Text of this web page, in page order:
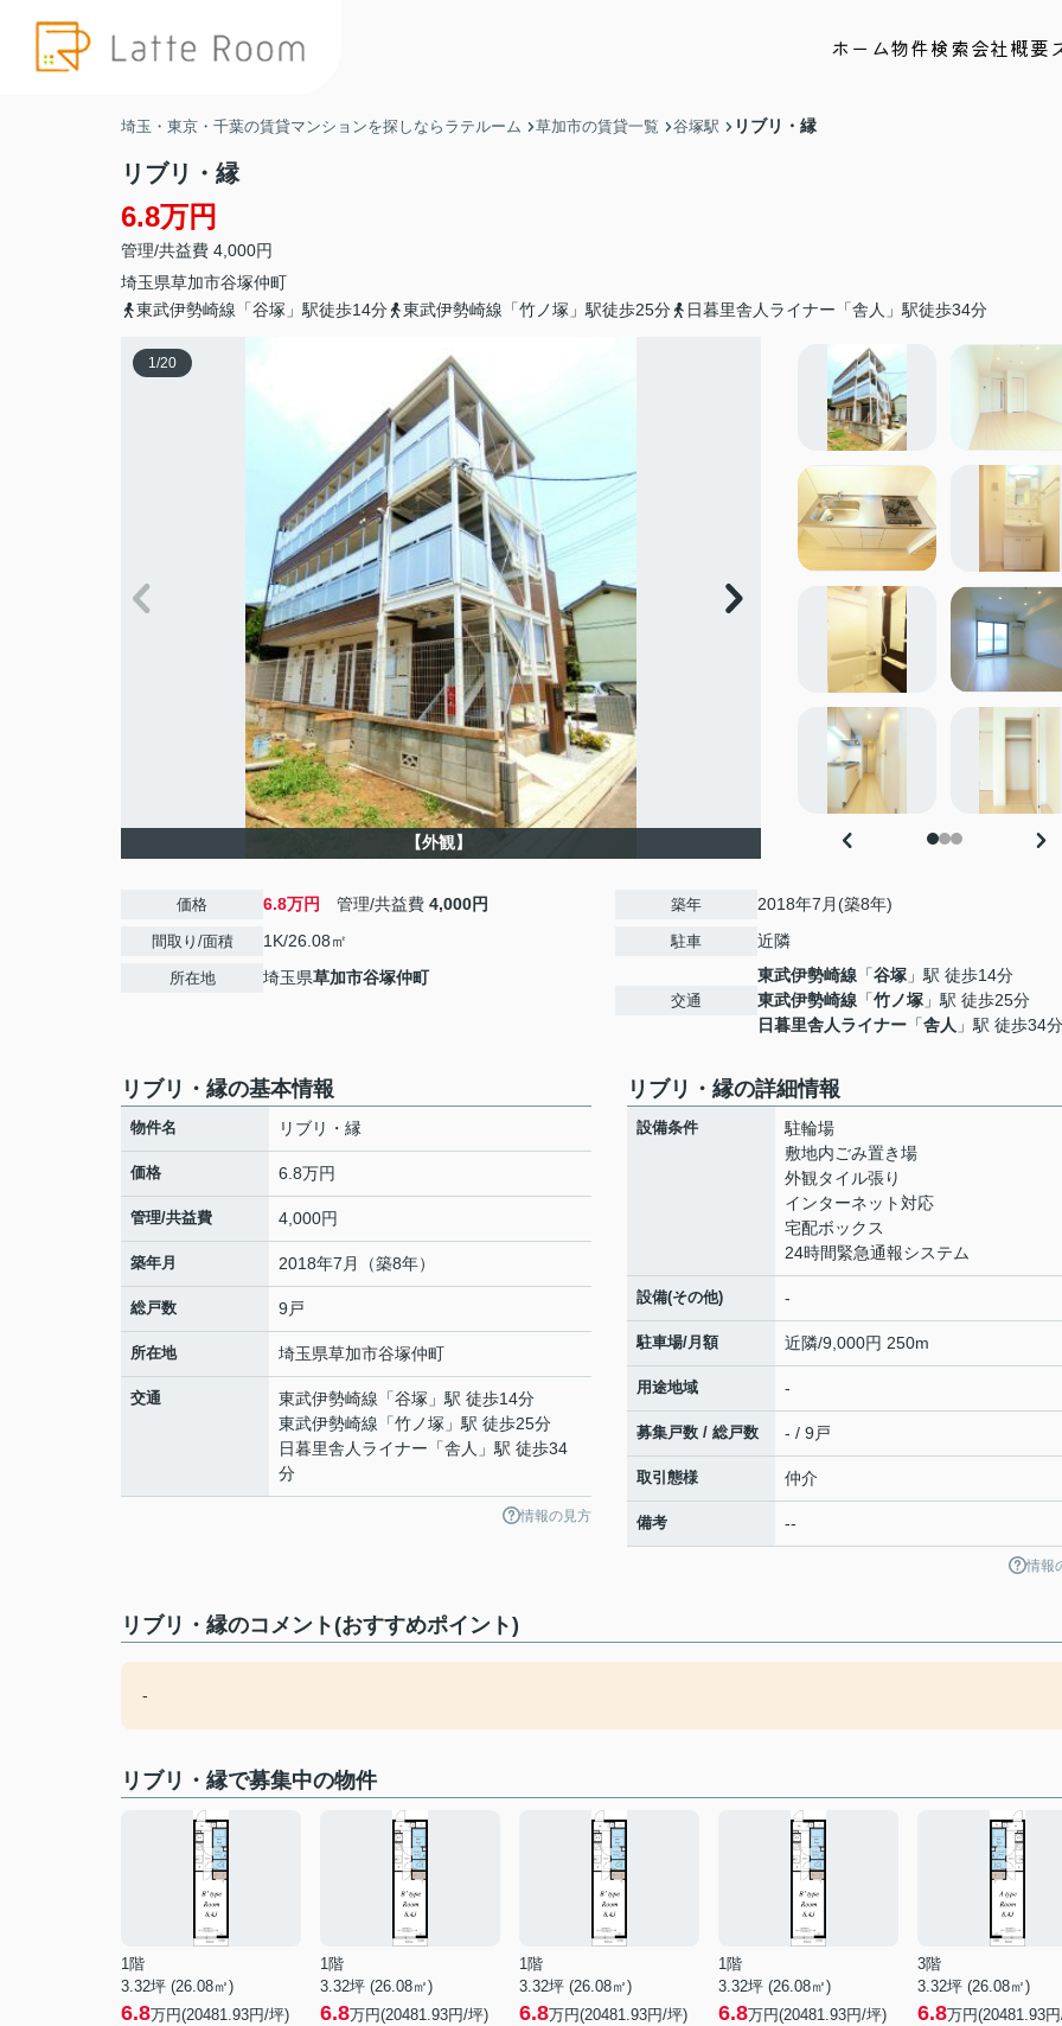
ホーム物件検索会社概要
埼玉・東京・千葉の賃貸マンションを探しならラテルーム 草加市の賃貸一覧 谷塚駅 リブリ・縁
リブリ・縁
6.8万円
管理/共益費 4,000円
埼玉県草加市谷塚仲町
東武伊勢崎線「谷塚」駅徒歩14分
東武伊勢崎線「竹ノ塚」駅徒歩25分 日暮里舎人ライナー「舎人」駅徒歩34分
1/20
【外観】
価格 6.8万円 管理/共益費 4,000円
間取り/面積 1K/26.08㎡
所在地 埼玉県草加市谷塚仲町
築年 2018年7月(築8年)
駐車 近隣
交通
東武伊勢崎線 「谷塚 」駅 徒歩14分
東武伊勢崎線 「竹ノ塚 」駅 徒歩25分
日暮里舎人ライナー 「舎人 」駅 徒歩34分
リブリ・縁の基本情報
物件名 リブリ・縁
価格 6.8万円
管理/共益費 4,000円
築年月 2018年7月（築8年）
総戸数 9戸
所在地 埼玉県草加市谷塚仲町
交通 東武伊勢崎線 「谷塚 」駅 徒歩14分
東武伊勢崎線 「竹ノ塚 」駅 徒歩25分
日暮里舎人ライナー 「舎人 」駅 徒歩34
分
情報の見方
リブリ・縁の詳細情報
設備条件
駐輪場
敷地内ごみ置き場
外観タイル張り
インターネット対応
宅配ボックス
24時間緊急通報システム
設備(その他) -
駐車場/月額 近隣/9,000円 250m
用途地域 -
募集戸数 / 総戸数 - / 9戸
取引態様 仲介
備考 --
情報
リブリ・縁のコメント(おすすめポイント)
-
リブリ・縁で募集中の物件
1階
3.32坪 (26.08㎡)
6.8万円(20481.93円/坪)
1階
3.32坪 (26.08㎡)
6.8万円(20481.93円/坪)
1階
3.32坪 (26.08㎡)
6.8万円(20481.93円/坪)
1階
3.32坪 (26.08㎡)
6.8万円(20481.93円/坪)
3階
3.32坪 (26.08㎡)
6.8万円(20481.93